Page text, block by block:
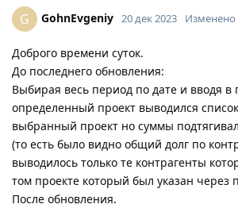
G GohnEvgeniy 20 дек 2023 Изменено
Доброго времени суток.
До последнего обновления:
Выбирая весь период по дате и вводя в
определенный проект выводился
выбранный проект но суммы
(то есть было видно общий долг по
выводилось только те контрагенты
том проекте который был указан через
После обновления.